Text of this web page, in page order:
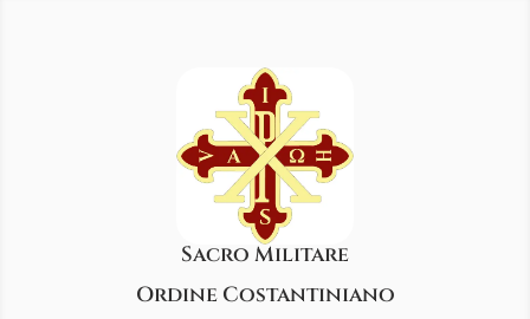
Sacro Militare
Ordine Costantiniano